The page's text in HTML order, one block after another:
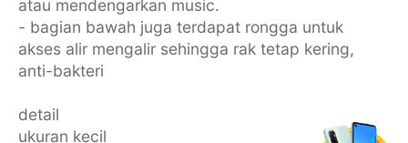
atau mendengarkan music.
- bagian bawah juga terdapat rongga untuk
akses alir mengalir sehingga rak tetap kering,
anti-bakteri
detail
ukuran kecil